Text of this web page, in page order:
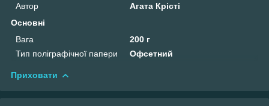
Автор
Агата Крісті
Основні
Вага
200 г
Тип поліграфічної папери
Офсетний
Приховати